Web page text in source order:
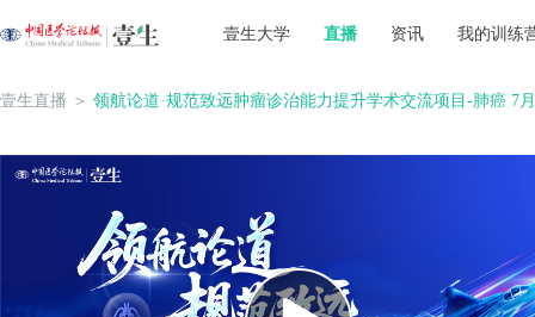
壹生大学 直播 资讯 我的训练
壹生直播 ＞ 领航论道·规范致远肿瘤诊治能力提升学术交流项目-肺癌 7